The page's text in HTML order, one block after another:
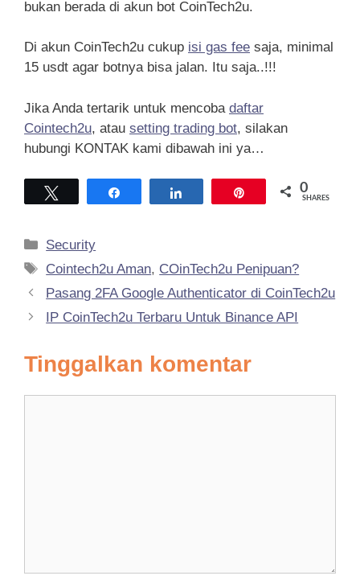
bukan berada di akun bot CoinTech2u.
Di akun CoinTech2u cukup isi gas fee saja, minimal
15 usdt agar botnya bisa jalan. Itu saja..!!!
Jika Anda tertarik untuk mencoba daftar
Cointech2u, atau setting trading bot, silakan
hubungi KONTAK kami dibawah ini ya…
0
SHARES
Kategori
Security
Tag
Cointech2u Aman, COinTech2u Penipuan?
Pasang 2FA Google Authenticator di CoinTech2u
IP CoinTech2u Terbaru Untuk Binance API
Tinggalkan komentar